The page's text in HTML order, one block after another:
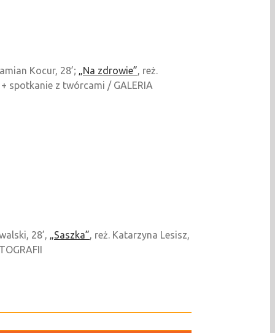
Kocur, 28’; „Na zdrowie”, reż.
spotkanie z twórcami / GALERIA
28’, „Saszka”, reż. Katarzyna Lesisz,